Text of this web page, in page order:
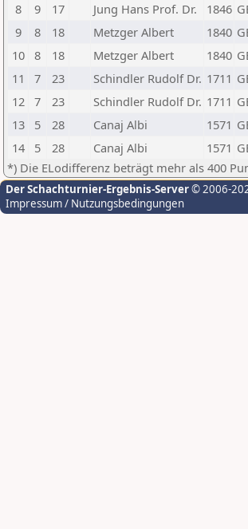
8
9 17 Jung Hans Prof. Dr. 1846
9
8 18 Metzger Albert 1840
10
8 18 Metzger Albert 1840
11
7 23 Schindler Rudolf Dr. 1711
12
7 23 Schindler Rudolf Dr. 1711
13
5 28 Canaj Albi 1571
14
5 28 Canaj Albi 1571
*) Die ELodifferenz beträgt mehr als 400
Der Schachturnier-Ergebnis-Server© 2006-
Impressum / Nutzungsbedingungen